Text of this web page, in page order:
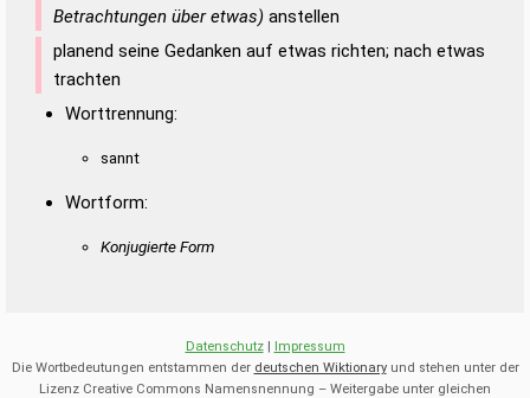
Betrachtungen über etwas) anstellen
planend seine Gedanken auf etwas richten; nach etwas
trachten
Worttrennung:
sannt
Wortform:
Konjugierte Form
Datenschutz| Impressum
Die Wortbedeutungen entstammen der deutschen Wiktionaryund stehen unter der
Lizenz Creative Commons Namensnennung – Weitergabe unter gleichen